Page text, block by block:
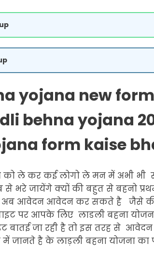
yojana new
behna yojana
form kaise
को ले कर कई लोगो ले मन में अभी भी
से भरे जायेंगे क्यों की बहुत से बहनो
अब आवेदन आवेदन कर सकते है जैसे
पर आपके लिए लाडली बहना
जा रही है तो इस तरह से
में जानते है के लाड़ली बहना योजना